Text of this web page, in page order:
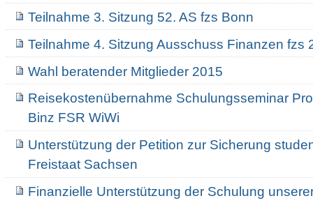
Teilnahme 3. Sitzung 52. AS fzs Bonn
Teilnahme 4. Sitzung Ausschuss Finanzen fzs
Wahl beratender Mitglieder 2015
Reisekostenübernahme Schulungsseminar
Binz FSR WiWi
Unterstützung der Petition zur Sicherung
Freistaat Sachsen
Finanzielle Unterstützung der Schulung